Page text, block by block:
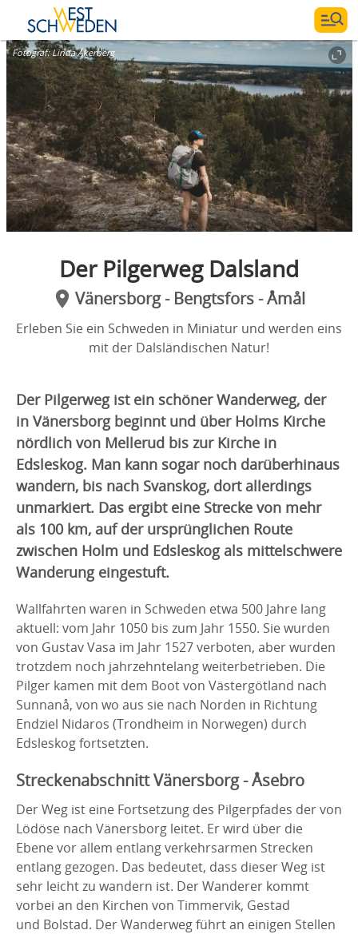
Fotograf:Linda Åkerberg
Der Pilgerweg Dalsland
Vänersborg - Bengtsfors - Åmål
Erleben Sie ein Schweden in Miniatur und werden eins
mit der Dalsländischen Natur!
Der Pilgerweg ist ein schöner Wanderweg, der
in Vänersborg beginnt und über Holms Kirche
nördlich von Mellerud bis zur Kirche in
Edsleskog. Man kann sogar noch darüberhinaus
wandern, bis nach Svanskog, dort allerdings
unmarkiert. Das ergibt eine Strecke von mehr
als 100 km, auf der ursprünglichen Route
zwischen Holm und Edsleskog als mittelschwere
Wanderung eingestuft.
Wallfahrten waren in Schweden etwa 500 Jahre lang
aktuell: vom Jahr 1050 bis zum Jahr 1550. Sie wurden
von Gustav Vasa im Jahr 1527 verboten, aber wurden
trotzdem noch jahrzehntelang weiterbetrieben. Die
Pilger kamen mit dem Boot von Västergötland nach
Sunnanå, von wo aus sie nach Norden in Richtung
Endziel Nidaros (Trondheim in Norwegen) durch
Edsleskog fortsetzten.
Streckenabschnitt Vänersborg - Åsebro
Der Weg ist eine Fortsetzung des Pilgerpfades der von
Lödöse nach Vänersborg leitet. Er wird über die
Ebene vor allem entlang verkehrsarmen Strecken
entlang gezogen. Das bedeutet, dass dieser Weg ist
sehr leicht zu wandern ist. Der Wanderer kommt
vorbei an den Kirchen von Timmervik, Gestad
und Bolstad. Der Wanderweg führt an einigen Stellen